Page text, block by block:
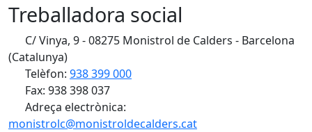
Treballadora social
C/ Vinya, 9 - 08275 Monistrol de Calders - Barcelona
(Catalunya)
Telèfon: 938 399 000
Fax: 938 398 037
Adreça electrònica:
monistrolc@monistroldecalders.cat